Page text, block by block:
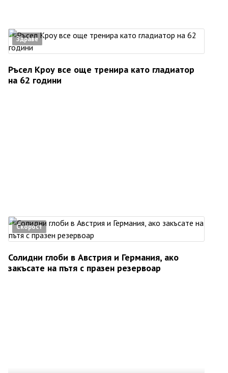
Здраве
Ръсел Кроу все още тренира като гладиатор
на 62 години
Скорост
Солидни глоби в Австрия и Германия, ако
закъсате на пътя с празен резервоар